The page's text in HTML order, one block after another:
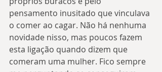
pensamento inusitado que vinculava
o comer ao cagar. Não há nenhuma
novidade nisso, mas poucos fazem
esta ligação quando dizem que
comeram uma mulher. Fico sempre